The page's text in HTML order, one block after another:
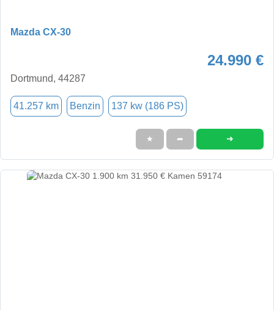
Mazda CX-30
24.990 €
Dortmund, 44287
41.257 km Benzin 137 kw (186 PS)
★ ➦ ➜